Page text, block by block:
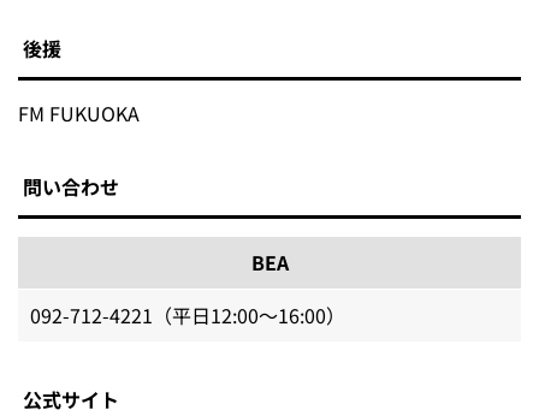
後援
FM FUKUOKA
問い合わせ
BEA
092-712-4221（平日12:00～16:00）
公式サイト